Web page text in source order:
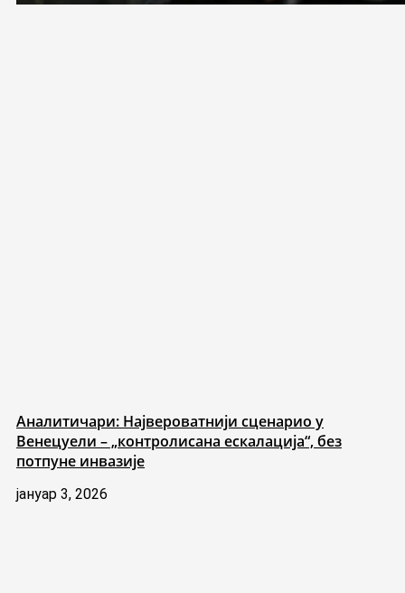
Аналитичари: Највероватнији сценарио у
Венецуели – „контролисана ескалација“, без
потпуне инвазије
јануар 3, 2026